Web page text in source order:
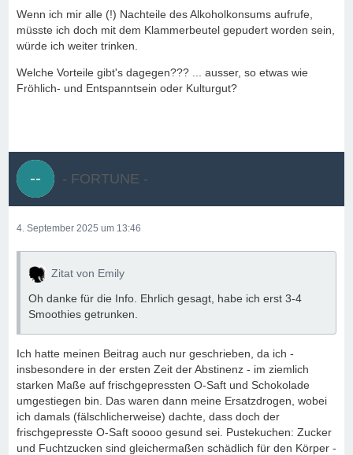
Wenn ich mir alle (!) Nachteile des Alkoholkonsums aufrufe,
müsste ich doch mit dem Klammerbeutel gepudert worden sein,
würde ich weiter trinken.
Welche Vorteile gibt's dagegen??? ... ausser, so etwas wie
Fröhlich- und Entspanntsein oder Kulturgut?
- FORTUNE -
4. September 2025 um 13:46
Zitat von Emily
Oh danke für die Info. Ehrlich gesagt, habe ich erst 3-4
Smoothies getrunken.
Ich hatte meinen Beitrag auch nur geschrieben, da ich -
insbesondere in der ersten Zeit der Abstinenz - im ziemlich
starken Maße auf frischgepressten O-Saft und Schokolade
umgestiegen bin. Das waren dann meine Ersatzdrogen, wobei
ich damals (fälschlicherweise) dachte, dass doch der
frischgepresste O-Saft soooo gesund sei. Pustekuchen: Zucker
und Fuchtzucken sind gleichermaßen schädlich für den Körper -